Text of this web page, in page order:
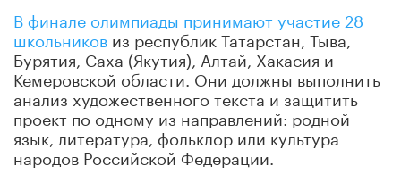
В финале олимпиады принимают участие 28
школьников из республик Татарстан, Тыва,
Бурятия, Саха (Якутия), Алтай, Хакасия и
Кемеровской области. Они должны выполнить
анализ художественного текста и защитить
проект по одному из направлений: родной
язык, литература, фольклор или культура
народов Российской Федерации.